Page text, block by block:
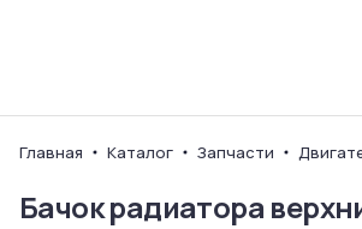
Главная Каталог Запчасти
Бачок радиатора